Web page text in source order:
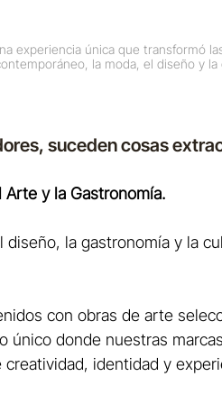
experiencia única que transformó
la moda, el diseño y la
suceden cosas
Arte y la Gastronomía.
diseño, la gastronomía y la
con obras de arte
único donde nuestras
identidad y